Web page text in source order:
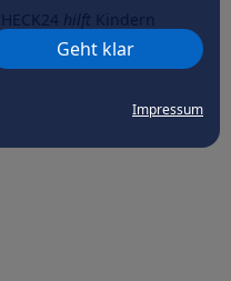
Geht klar
Impressum
CHECK24hilftder Natur